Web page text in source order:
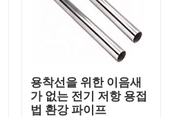
용착선을 위한 이음새
가 없는 전기 저항 용접
법 환강 파이프